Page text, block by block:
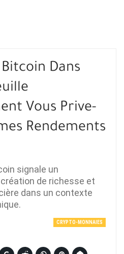
Bitcoin Dans
Vous Prive-
Rendements
signale un
de richesse et
dans un contexte
CRYPTO-MONNAIES